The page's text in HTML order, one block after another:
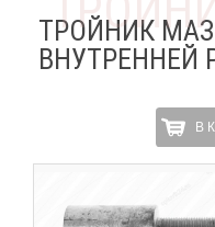
ТРОЙНИК
ВНУТРЕННЕЙ
В